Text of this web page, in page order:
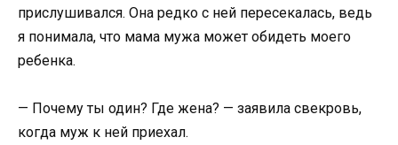
прислушивался. Она редко с ней пересекалась, ведь
я понимала, что мама мужа может обидеть моего
ребенка.
— Почему ты один? Где жена? — заявила свекровь,
когда муж к ней приехал.